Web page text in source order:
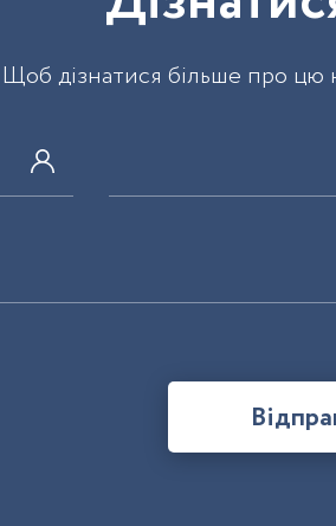
Щоб дізнатися більше про цю